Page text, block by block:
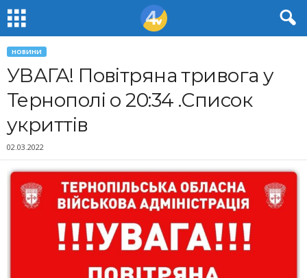
НОВИНИ
УВАГА! Повітряна тривога у
Тернополі о 20:34 .Список
укриттів
02.03.2022